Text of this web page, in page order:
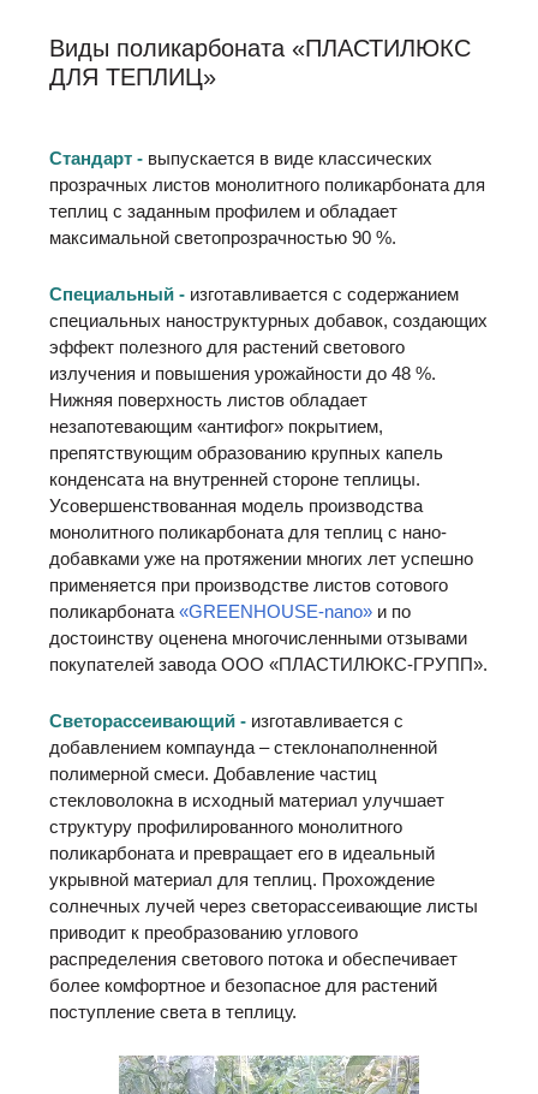
Виды поликарбоната «ПЛАСТИЛЮКС
ДЛЯ ТЕПЛИЦ»
Стандарт - выпускается в виде классических
прозрачных листов монолитного поликарбоната для
теплиц с заданным профилем и обладает
максимальной светопрозрачностью 90 %.
Специальный - изготавливается с содержанием
специальных наноструктурных добавок, создающих
эффект полезного для растений светового
излучения и повышения урожайности до 48 %.
Нижняя поверхность листов обладает
незапотевающим «антифог» покрытием,
препятствующим образованию крупных капель
конденсата на внутренней стороне теплицы.
Усовершенствованная модель производства
монолитного поликарбоната для теплиц с нано-
добавками уже на протяжении многих лет успешно
применяется при производстве листов сотового
поликарбоната«GREENHOUSE-nano» и по
достоинству оценена многочисленными отзывами
покупателей завода ООО «ПЛАСТИЛЮКС-ГРУПП».
Светорассеивающий - изготавливается с
добавлением компаунда – стеклонаполненной
полимерной смеси. Добавление частиц
стекловолокна в исходный материал улучшает
структуру профилированного монолитного
поликарбоната и превращает его в идеальный
укрывной материал для теплиц. Прохождение
солнечных лучей через светорассеивающие листы
приводит к преобразованию углового
распределения светового потока и обеспечивает
более комфортное и безопасное для растений
поступление света в теплицу.